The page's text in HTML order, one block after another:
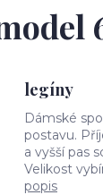
legíny
Dámské
postavu.
a vyšší pas
Velikost
popis